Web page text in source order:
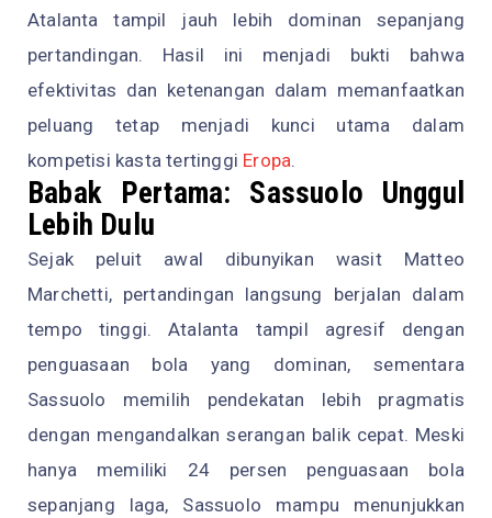
Atalanta tampil jauh lebih dominan sepanjang
pertandingan. Hasil ini menjadi bukti bahwa
efektivitas dan ketenangan dalam memanfaatkan
peluang tetap menjadi kunci utama dalam
kompetisi kasta tertinggi Eropa.
Babak Pertama: Sassuolo Unggul
Lebih Dulu
Sejak peluit awal dibunyikan wasit Matteo
Marchetti, pertandingan langsung berjalan dalam
tempo tinggi. Atalanta tampil agresif dengan
penguasaan bola yang dominan, sementara
Sassuolo memilih pendekatan lebih pragmatis
dengan mengandalkan serangan balik cepat. Meski
hanya memiliki 24 persen penguasaan bola
sepanjang laga, Sassuolo mampu menunjukkan